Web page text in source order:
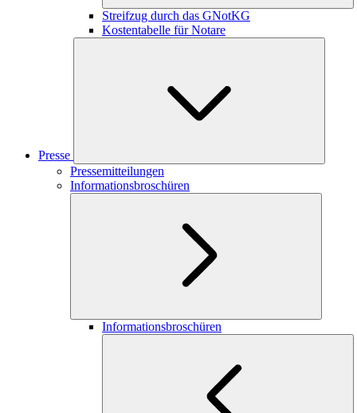
Streifzug durch das GNotKG
Kostentabelle für Notare
Presse
Pressemitteilungen
Informationsbroschüren
Informationsbroschüren